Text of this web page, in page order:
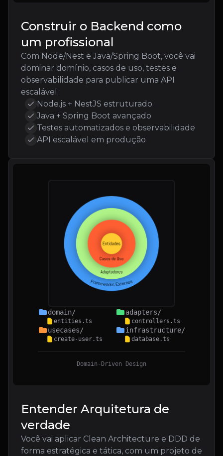
Construir o Backend como
um profissional
Com Node/Nest e Java/Spring Boot, você vai
dominar domínio, casos de uso, testes e
observabilidade para publicar uma API
escalável.
Node.js + NestJS estruturado
Java + Spring Boot avançado
Testes automatizados e observabilidade
API escalável em produção
domain/
entities.ts
usecases/
create-user.ts
adapters/
controllers.ts
infrastructure/
database.ts
Domain-Driven Design
Entender Arquitetura de
verdade
Você vai aplicar Clean Architecture e DDD de
forma estratégica e tática, com um projeto de